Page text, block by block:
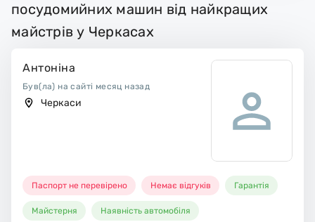
посудомийних машин від найкращих
майстрів у Черкасах
Антоніна
Був(ла) на сайті месяц назад
Черкаси
Паспорт не перевірено Немає відгуків Гарантія
Майстерня Наявність автомобіля